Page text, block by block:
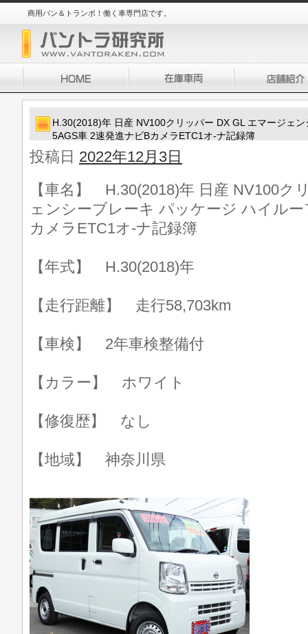
商用バン＆トランポ！働く車専門店です。
H.30(2018)年 日産 NV100クリッパー DX GL エマージェ
5AGS車 2速発進ナビBカメラETC1オ-ナ記録簿
投稿日 2022年12月3日
【車名】 H.30(2018)年 日産 NV100ク
ェンシーブレーキ パッケージ ハイル
カメラETC1オ-ナ記録簿
【年式】 H.30(2018)年
【走行距離】 走行58,703km
【車検】 2年車検整備付
【カラー】 ホワイト
【修復歴】 なし
【地域】 神奈川県